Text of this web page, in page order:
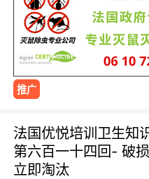
推广
法国优悦培训卫生知
第六百一十四回- 破
立即淘汰